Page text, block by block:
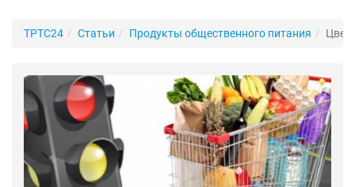
ТРТС24 Статьи Продукты общественного питания